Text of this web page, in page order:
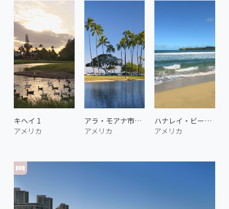
キヘイ 1
アメリカ
アラ・モアナ市立公園 2
アメリカ
ハナレイ・ビーチ 2
アメリカ